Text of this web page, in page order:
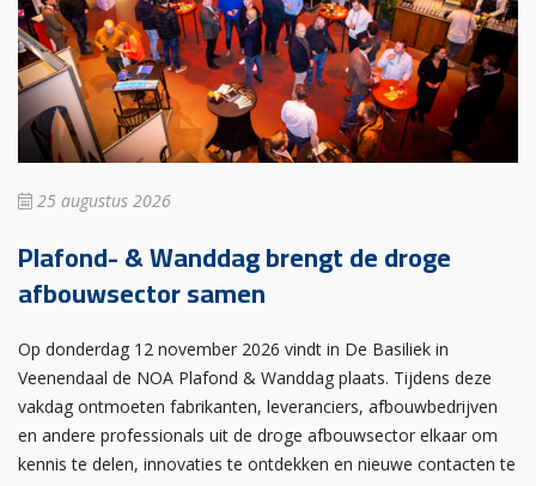
25 augustus 2026
Plafond- & Wanddag brengt de droge
afbouwsector samen
Op donderdag 12 november 2026 vindt in De Basiliek in
Veenendaal de NOA Plafond & Wanddag plaats. Tijdens deze
vakdag ontmoeten fabrikanten, leveranciers, afbouwbedrijven
en andere professionals uit de droge afbouwsector elkaar om
kennis te delen, innovaties te ontdekken en nieuwe contacten te